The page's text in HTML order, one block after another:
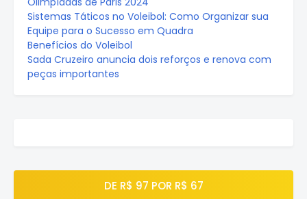
Sistemas Táticos no Voleibol: Como Organizar sua
Equipe para o Sucesso em Quadra
Benefícios do Voleibol
Sada Cruzeiro anuncia dois reforços e renova com
peças importantes
DE R$ 97 POR R$ 67